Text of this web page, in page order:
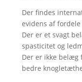
Der findes
evidens af
Der er et svagt
spasticitet og
Der er ikke belæg
bedre